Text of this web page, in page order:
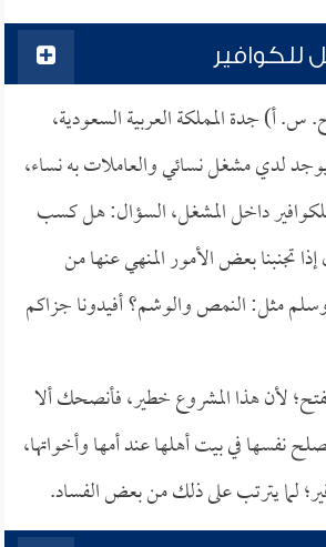
أ) جدة المملكة العربية السعودية،
لدي مشغل نسائي والعاملات به نساء،
داخل المشغل، السؤال: هل كسب
تجنبنا بعض الأمور المنهي عنها من
مثل: النمص والوشم؟ أفيدونا جزاكم
لأن هذا المشروع خطير، فأنصحك ألا
نفسها في بيت أهلها عند أمها وأخواتها،
لما يترتب على ذلك من بعض الفساد.